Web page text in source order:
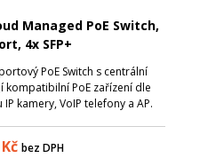
Managed PoE Switch,
4x SFP+
PoE Switch s centrální
PoE zařízení dle
kamery, VoIP telefony a AP.
bez DPH